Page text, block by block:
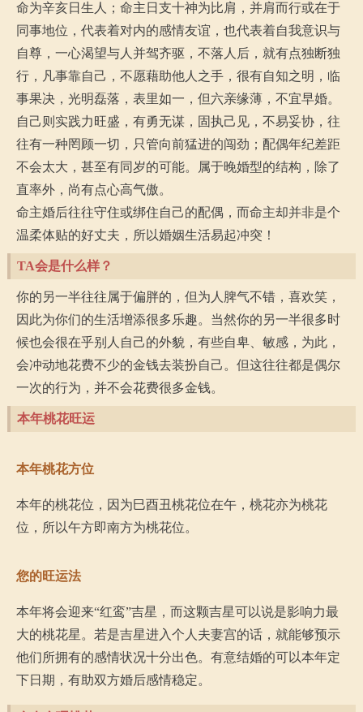
命为辛亥日生人；命主日支十神为比肩，并肩而行或在于
同事地位，代表着对内的感情友谊，也代表着自我意识与
自尊，一心渴望与人并驾齐驱，不落人后，就有点独断独
行，凡事靠自己，不愿藉助他人之手，很有自知之明，临
事果决，光明磊落，表里如一，但六亲缘薄，不宜早婚。
自己则实践力旺盛，有勇无谋，固执己见，不易妥协，往
往有一种罔顾一切，只管向前猛进的闯劲；配偶年纪差距
不会太大，甚至有同岁的可能。属于晚婚型的结构，除了
直率外，尚有点心高气傲。
命主婚后往往守住或绑住自己的配偶，而命主却并非是个
温柔体贴的好丈夫，所以婚姻生活易起冲突！
TA会是什么样？
你的另一半往往属于偏胖的，但为人脾气不错，喜欢笑，
因此为你们的生活增添很多乐趣。当然你的另一半很多时
候也会很在乎别人自己的外貌，有些自卑、敏感，为此，
会冲动地花费不少的金钱去装扮自己。但这往往都是偶尔
一次的行为，并不会花费很多金钱。
本年桃花旺运
本年桃花方位
本年的桃花位，因为巳酉丑桃花位在午，桃花亦为桃花
位，所以午方即南方为桃花位。
您的旺运法
本年将会迎来“红鸾”吉星，而这颗吉星可以说是影响力最
大的桃花星。若是吉星进入个人夫妻宫的话，就能够预示
他们所拥有的感情状况十分出色。有意结婚的可以本年定
下日期，有助双方婚后感情稳定。